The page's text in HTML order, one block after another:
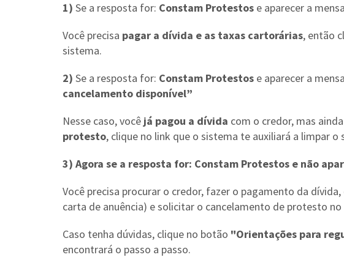
1) Se a resposta for: Constam Protestos e aparecer a
Você precisa pagar a dívida e as taxas cartorárias, então
sistema.
2) Se a resposta for: Constam Protestos e aparecer a
cancelamento disponível”
Nesse caso, você já pagou a dívida com o credor, mas ainda
protesto, clique no link que o sistema te auxiliará a limpar o
3) Agora se a resposta for: Constam Protestos e não
Você precisa procurar o credor, fazer o pagamento da
carta de anuência) e solicitar o cancelamento de protesto
Caso tenha dúvidas, clique no botão "Orientações para
encontrará o passo a passo.